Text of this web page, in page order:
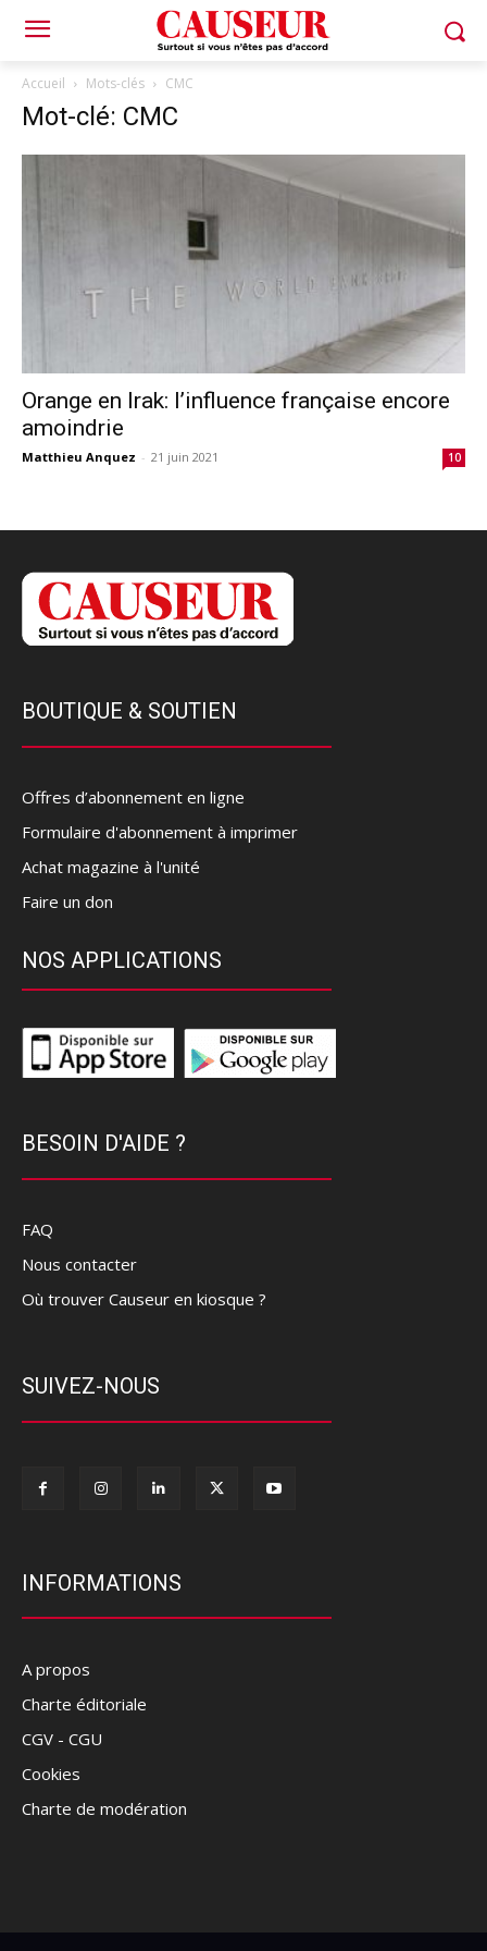
Accueil Mots-clés CMC
Mot-clé: CMC
Orange en Irak: l’influence française encore
amoindrie
Matthieu Anquez - 21 juin 2021 10
BOUTIQUE & SOUTIEN
Offres d’abonnement en ligne
Formulaire d'abonnement à imprimer
Achat magazine à l'unité
Faire un don
NOS APPLICATIONS
BESOIN D'AIDE ?
FAQ
Nous contacter
Où trouver Causeur en kiosque ?
SUIVEZ-NOUS
INFORMATIONS
A propos
Charte éditoriale
CGV - CGU
Cookies
Charte de modération